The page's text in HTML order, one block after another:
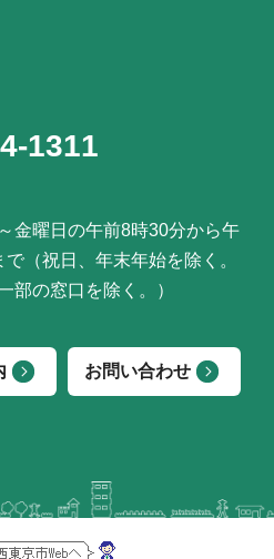
1311
金曜日の午前8時30分から午
で（祝日、年末年始を除く。
部の窓口を除く。）
お問い合わせ